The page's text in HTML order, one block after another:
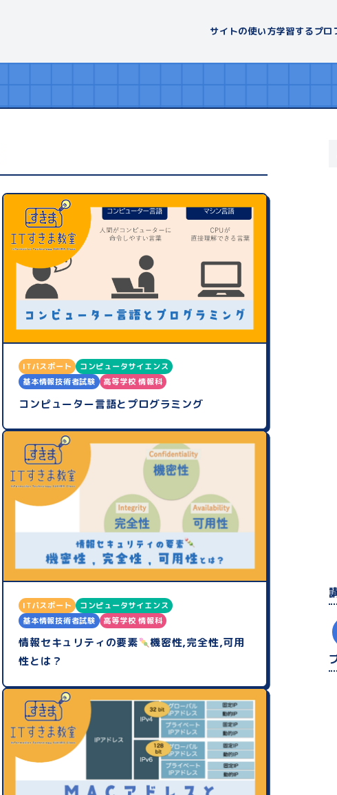
サイトの使い方学習するプロ
ITパスポート
コンピュータサイエンス
基本情報技術者試験
高等学校 情報科
コンピューター言語とプログラミング
ITパスポート
コンピュータサイエンス
基本情報技術者試験
高等学校 情報科
情報セキュリティの要素
機密性,完全性,可用
性とは？